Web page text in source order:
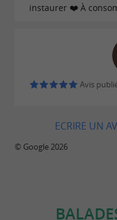
instaurer ❤️ À
Avis
ECRIRE UN
© Google 2026